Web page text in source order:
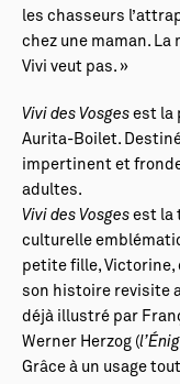
les chasseurs
chez une maman.
Vivi veut pas. »
Vivi des Vosges est la
Aurita-Boilet.
impertinent et
adultes.
Vivi des Vosges est la
culturelle
petite fille, Victorine,
son histoire revisite
déjà illustré par
Werner Herzog (
Grâce à un usage